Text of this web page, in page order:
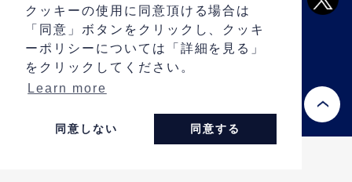
クッキーの使用に同意頂ける場合は
「同意」ボタンをクリックし、クッキ
ーポリシーについては「詳細を見る」
をクリックしてください。
Learn more
同意しない 同意する
PRIVACY POLICY
CONTACT